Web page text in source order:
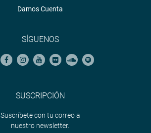
Damos Cuenta
SÍGUENOS
SUSCRIPCIÓN
Suscríbete con tu correo a
nuestro newsletter.